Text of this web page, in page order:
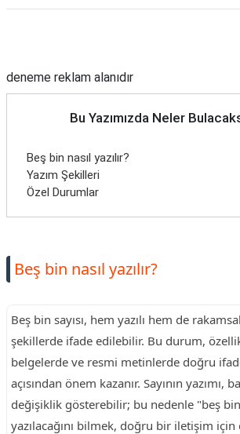
deneme reklam alanıdır
Bu Yazımızda Neler
Beş bin nasıl yazılır?
Yazım Şekilleri
Özel Durumlar
Beş bin nasıl yazılır?
Beş bin sayısı, hem yazılı hem de
şekillerde ifade edilebilir. Bu durum,
belgelerde ve resmi metinlerde doğru
açısından önem kazanır. Sayının yazımı,
değişiklik gösterebilir; bu nedenle "beş
yazılacağını bilmek, doğru bir iletişim için